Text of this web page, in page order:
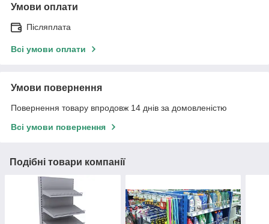
Умови оплати
Післяплата
Всі умови оплати
Умови повернення
Повернення товару впродовж 14 днів за домовленістю
Всі умови повернення
Подібні товари компанії